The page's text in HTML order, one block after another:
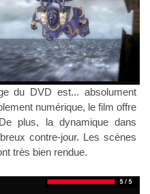
du DVD est... absolument
numérique, le film offre
plus, la dynamique dans
contre-jour. Les scènes
très bien rendue.